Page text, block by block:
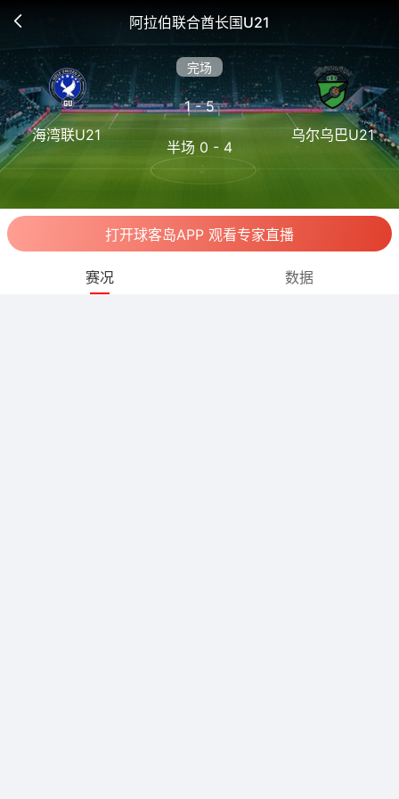
阿拉伯联合酋长国U21
海湾联U21
完场
1 - 5
半场 0 - 4
乌尔乌巴U21
打开球客岛APP 观看专家直播
赛况 数据